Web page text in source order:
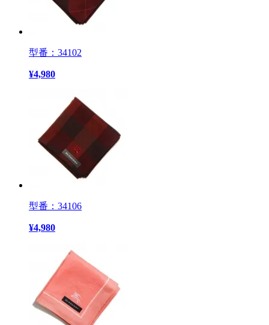
型番：34102
¥4,980
型番：34106
¥4,980